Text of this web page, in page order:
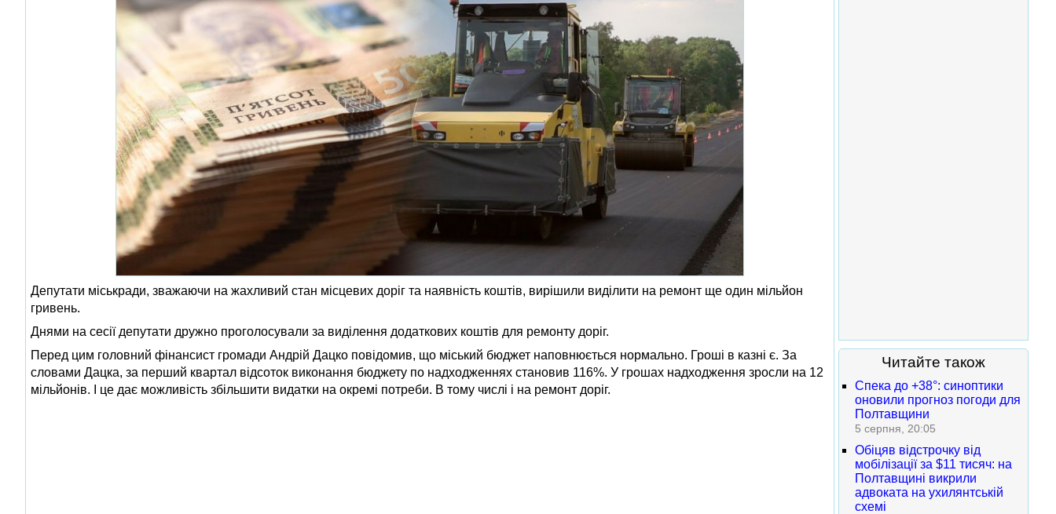
Депутати міськради, зважаючи на жахливий стан місцевих доріг та наявність коштів, вирішили виділити на ремонт ще один мільйон
гривень.
Днями на сесії депутати дружно проголосували за виділення додаткових коштів для ремонту доріг.
Перед цим головний фінансист громади Андрій Дацко повідомив, що міський бюджет наповнюється нормально. Гроші в казні є. За
словами Дацка, за перший квартал відсоток виконання бюджету по надходженнях становив 116%. У грошах надходження зросли на 12
мільйонів. І це дає можливість збільшити видатки на окремі потреби. В тому числі і на ремонт доріг.
Читайте також
Спека до +38°: синоптики
оновили прогноз погоди для
Полтавщини
5 серпня, 20:05
Обіцяв відстрочку від
мобілізації за $11 тисяч: на
Полтавщині викрили
адвоката на ухилянтській
схемі